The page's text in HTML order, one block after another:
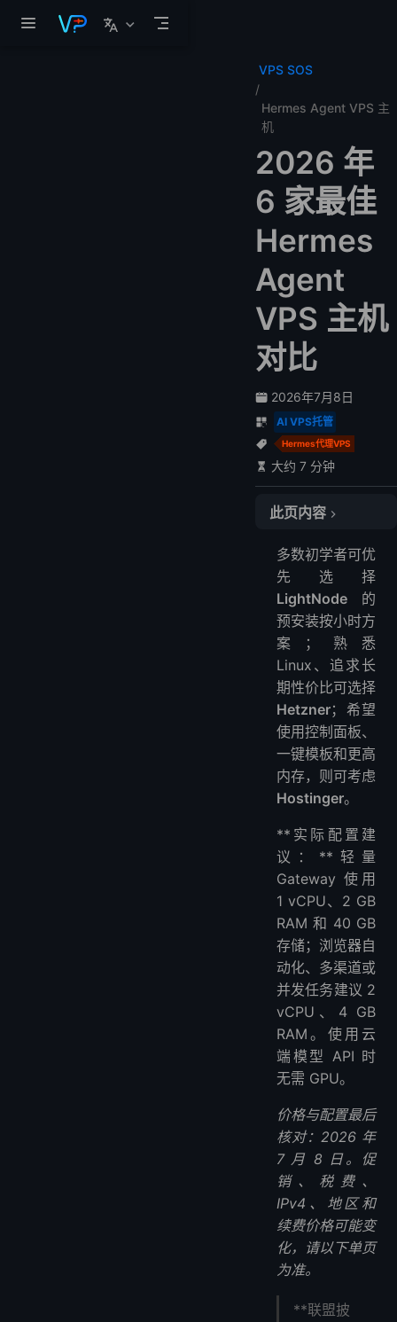
跳至主要內容
VPS SOS
Hermes Agent VPS 主
机
2026 年
6 家最佳
Hermes
Agent
VPS 主机
对比
2026年7月8日
AI VPS托管
Hermes代理VPS
大约 7 分钟
此页内容
推荐理由
缺点
推荐理由
优点
缺点
推荐理由
优点
缺点
4. DigitalOcean – 最佳开发者生态系统
推荐理由
优点
缺点
5. Vultr – 最佳全球覆盖
推荐理由
优点
缺点
推荐理由
优点
💰 定价比较表
常见问题
3. 为什么使用VPS而不是本地机器？
多数初学者可优
先选择
LightNode 的
预安装按小时方
案；熟悉
Linux、追求长
期性价比可选择
Hetzner；希望
使用控制面板、
一键模板和更高
内存，则可考虑
Hostinger。
**实际配置建
议：**轻量
Gateway 使用
1 vCPU、2 GB
RAM 和 40 GB
存储；浏览器自
动化、多渠道或
并发任务建议 2
vCPU、4 GB
RAM。使用云
端模型 API 时
无需 GPU。
价格与配置最后
核对：2026 年
7 月 8 日。促
销、税费、
IPv4、地区和
续费价格可能变
化，请以下单页
为准。
**联盟披